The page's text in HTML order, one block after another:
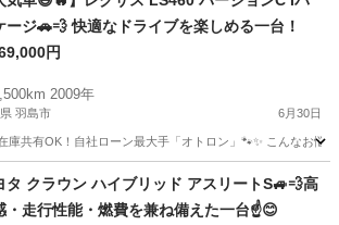
ージ🚗💨 快適なドライブを楽しめる一台！
円
2009年
羽島市 6月30日
庫共有OK！自社ローン最大手「オトロン」🐾✨ こんなお
タ クラウン ハイブリッド アスリートS🚙💨高
・走行性能・燃費を兼ね備えた一台☝️😊